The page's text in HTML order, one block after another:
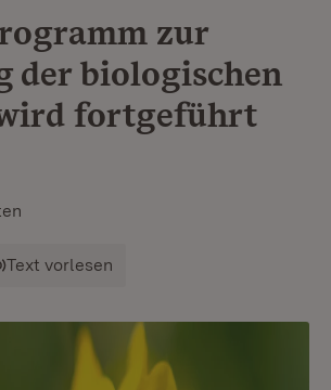
zur
der biologischen
fortgeführt
Text vorlesen